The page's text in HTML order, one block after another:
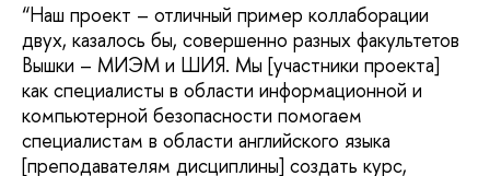
“Наш проект – отличный пример коллаборации
двух, казалось бы, совершенно разных факультетов
Вышки – МИЭМ и ШИЯ. Мы [участники проекта]
как специалисты в области информационной и
компьютерной безопасности помогаем
специалистам в области английского языка
[преподавателям дисциплины] создать курс,